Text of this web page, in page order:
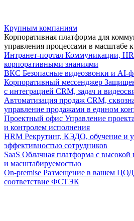
Крупным компаниям
Корпоративная платформа для
управления процессами в масштабе
Интранет-портал Коммуникации,
корпоративными знаниями
ВКС Безопасные видеозвонки и AI-
Корпоративный мессенджер
с интеграцией CRM, задач и
Автоматизация продаж CRM,
управление продажами в едином
Проектный офис Управление
и контролем исполнения
HRM Рекрутинг, КЭДО, обучение и
эффективностью сотрудников
SaaS Облачная платформа с высокой
и масштабируемостью
On-premise Размещение в вашем
соответствие ФСТЭК